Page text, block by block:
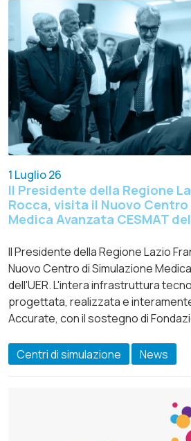
1 Luglio 26
Il Presidente della Regione
Rocca, visita il Nuovo
Medica Avanzata CESMAT
Il Presidente della Regione Lazio
Nuovo Centro di Simulazione
dell'UER. L'intera infrastruttura
progettata, realizzata e
Accurate, con il sostegno di
Centri di simulazione News